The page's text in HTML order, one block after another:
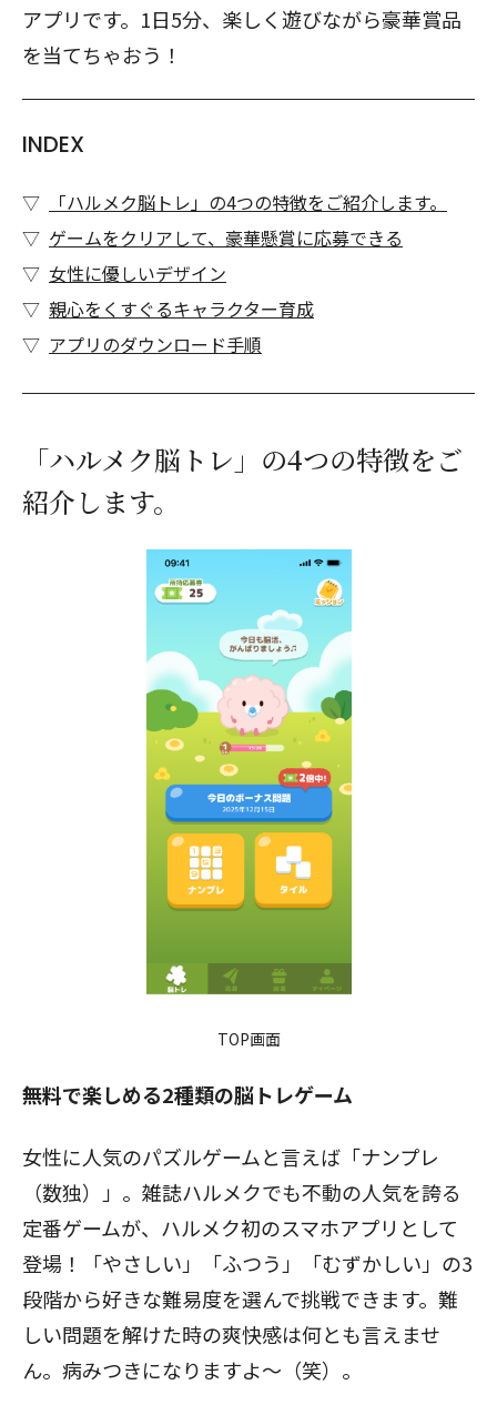
アプリです。1日5分、楽しく遊びながら豪華賞品
を当てちゃおう！
INDEX
「ハルメク脳トレ」の4つの特徴をご紹介します。
ゲームをクリアして、豪華懸賞に応募できる
女性に優しいデザイン
親心をくすぐるキャラクター育成
アプリのダウンロード手順
「ハルメク脳トレ」の4つの特徴をご
紹介します。
TOP画面
無料で楽しめる2種類の脳トレゲーム
女性に人気のパズルゲームと言えば「ナンプレ
（数独）」。雑誌ハルメクでも不動の人気を誇る
定番ゲームが、ハルメク初のスマホアプリとして
登場！「やさしい」「ふつう」「むずかしい」の3
段階から好きな難易度を選んで挑戦できます。難
しい問題を解けた時の爽快感は何とも言えませ
ん。病みつきになりますよ～（笑）。